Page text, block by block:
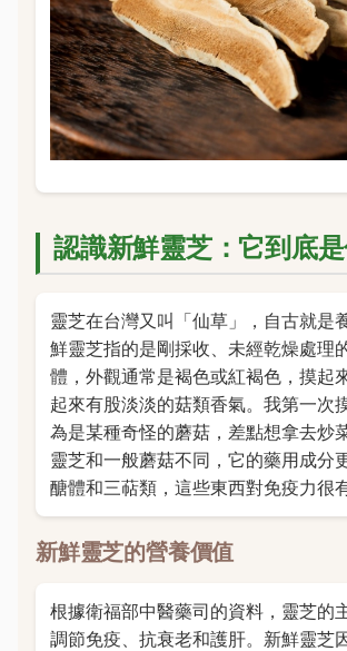
認識新鮮靈芝：它到底
靈芝在台灣又叫「仙草」，自古就是
鮮靈芝指的是剛採收、未經乾燥處理
體，外觀通常是褐色或紅褐色，摸起
起來有股淡淡的菇類香氣。我第一次
為是某種奇怪的蘑菇，差點想拿去炒
靈芝和一般蘑菇不同，它的藥用成分
醣體和三萜類，這些東西對免疫力很
新鮮靈芝的營養價值
根據衛福部中醫藥司的資料，靈芝的
調節免疫、抗衰老和護肝。新鮮靈芝